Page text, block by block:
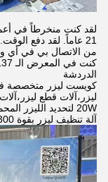
لقد كنت منخرطاً في
21 عاماً. لقد دفع
من الاتصال بي في أي
الدردشة
ليزر،آلات قطع
آلة تنظيف ليزر بقوة 300 واط آلة لحام ليزر بقوة 800 واط